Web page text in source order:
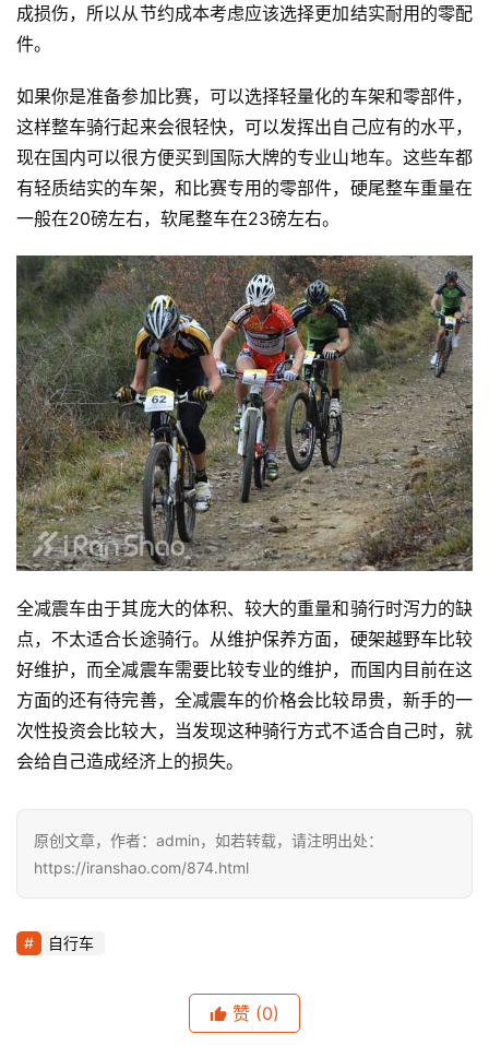
成损伤，所以从节约成本考虑应该选择更加结实耐用的零配
件。
如果你是准备参加比赛，可以选择轻量化的车架和零部件，
这样整车骑行起来会很轻快，可以发挥出自己应有的水平，
现在国内可以很方便买到国际大牌的专业山地车。这些车都
有轻质结实的车架，和比赛专用的零部件，硬尾整车重量在
一般在20磅左右，软尾整车在23磅左右。
全减震车由于其庞大的体积、较大的重量和骑行时泻力的缺
点，不太适合长途骑行。从维护保养方面，硬架越野车比较
好维护，而全减震车需要比较专业的维护，而国内目前在这
方面的还有待完善，全减震车的价格会比较昂贵，新手的一
次性投资会比较大，当发现这种骑行方式不适合自己时，就
会给自己造成经济上的损失。
原创文章，作者：admin，如若转载，请注明出处：
https://iranshao.com/874.html
自行车
赞 (0)